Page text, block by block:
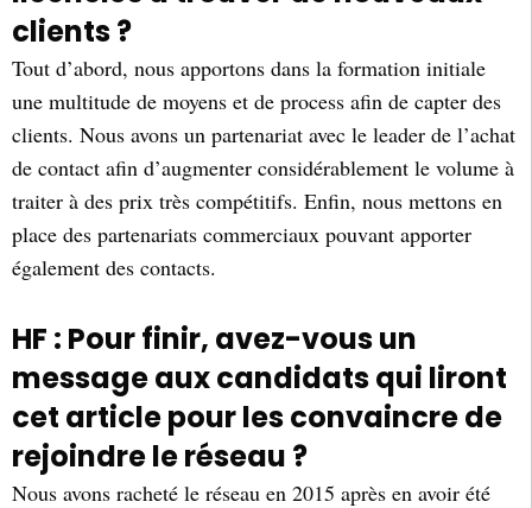
clients ?
Tout d’abord, nous apportons dans la formation initiale
une multitude de moyens et de process afin de capter des
clients. Nous avons un partenariat avec le leader de l’achat
de contact afin d’augmenter considérablement le volume à
traiter à des prix très compétitifs. Enfin, nous mettons en
place des partenariats commerciaux pouvant apporter
également des contacts.
HF : Pour finir, avez-vous un
message aux candidats qui liront
cet article pour les convaincre de
rejoindre le réseau ?
Nous avons racheté le réseau en 2015 après en avoir été